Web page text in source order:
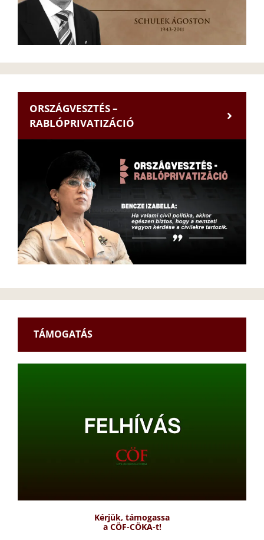
ORSZÁGVESZTÉS –
RABLÓPRIVATIZÁCIÓ
TÁMOGATÁS
Kérjük, támogassa
a CÖF-CÖKA-t!